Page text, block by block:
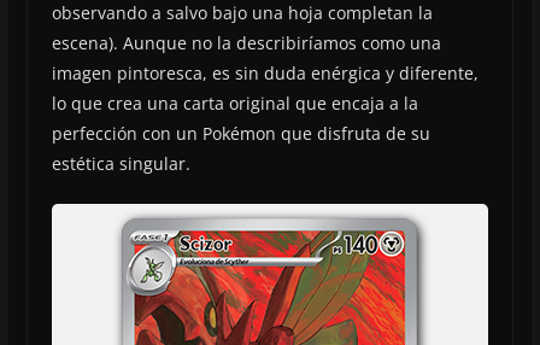
observando a salvo bajo una hoja completan la
escena). Aunque no la describiríamos como una
imagen pintoresca, es sin duda enérgica y diferente,
lo que crea una carta original que encaja a la
perfección con un Pokémon que disfruta de su
estética singular.